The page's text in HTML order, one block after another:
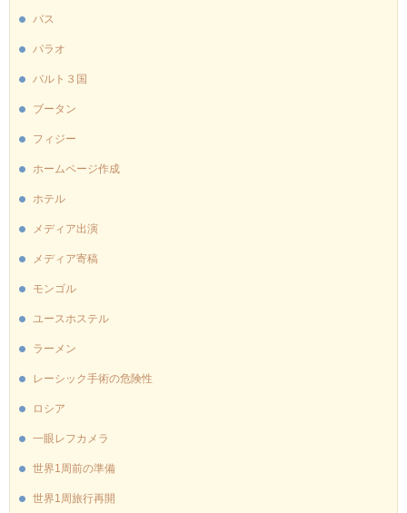
バス
パラオ
バルト３国
ブータン
フィジー
ホームページ作成
ホテル
メディア出演
メディア寄稿
モンゴル
ユースホステル
ラーメン
レーシック手術の危険性
ロシア
一眼レフカメラ
世界1周前の準備
世界1周旅行再開